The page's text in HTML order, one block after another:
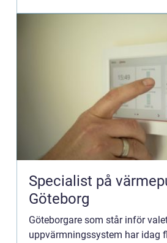
Specialist på
Göteborg
Göteborgare som står inför
uppvärmningssystem har idag